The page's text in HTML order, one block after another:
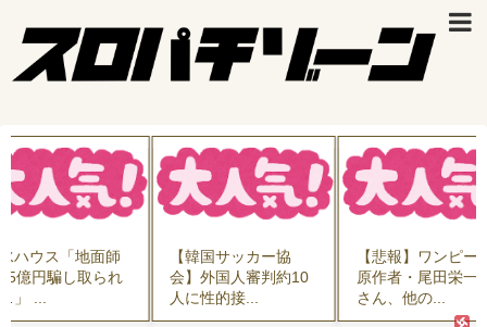
ハウス「地面師
億円騙し取られ
...
【韓国サッカー協
会】外国人審判約10
人に性的接...
【悲報】ワンピー
原作者・尾田栄一
さん、他の...